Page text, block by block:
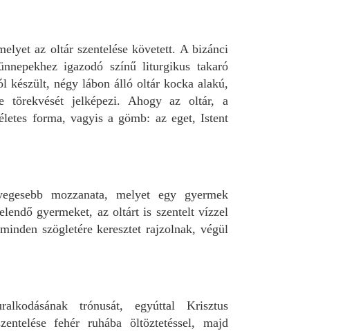
az oltár szentelése követett. A bizánci
igazodó színű liturgikus takaró
készült, négy lábon álló oltár kocka alakú,
törekvését jelképezi. Ahogy az oltár, a
forma, vagyis a gömb: az eget, Istent
mozzanata, melyet egy gyermek
gyermeket, az oltárt is szentelt vízzel
szögletére keresztet rajzolnak, végül
trónusát, egyúttal Krisztus
fehér ruhába öltöztetéssel, majd